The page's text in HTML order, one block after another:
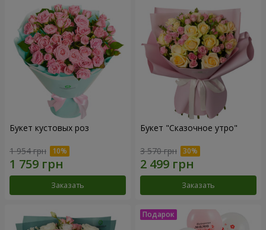
Букет кустовых роз
1 954 грн
Заказать
Букет "Сказочное утро"
3 570 грн
Заказать